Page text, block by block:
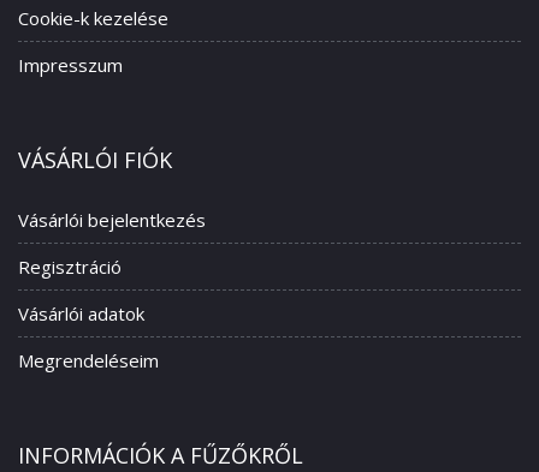
Cookie-k kezelése
Impresszum
VÁSÁRLÓI FIÓK
Vásárlói bejelentkezés
Regisztráció
Vásárlói adatok
Megrendeléseim
INFORMÁCIÓK A FŰZŐKRŐL